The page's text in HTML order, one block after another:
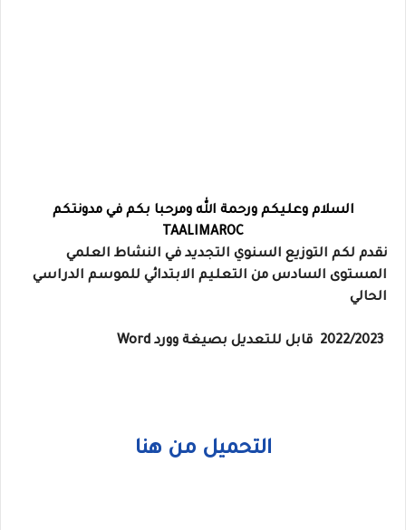
السلام وعليكم ورحمة الله ومرحبا بكم في مدونتكم
TAALIMAROC
نقدم لكم التوزيع السنوي التجديد في النشاط العلمي
المستوى السادس من التعليم الابتدائي للموسم الدراسي
الحالي
التحميل من هنا